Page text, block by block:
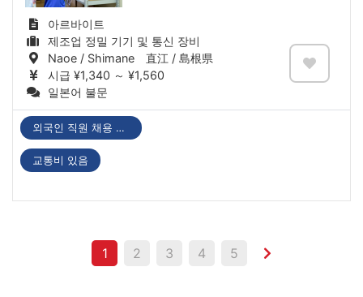
아르바이트
제조업 정밀 기기 및 통신 장비
Naoe / Shimane 直江 / 島根県
시급 ¥1,340 ～ ¥1,560
일본어 불문
외국인 직원 채용 실적 있음
교통비 있음
1 2 3 4 5